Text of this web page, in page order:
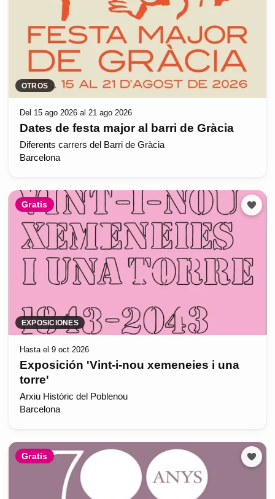
OTROS
Del 15 ago 2026 al 21 ago 2026
Dates de festa major al barri de Gràcia
Diferents carrers del Barri de Gràcia
Barcelona
Gratis
EXPOSICIONES
Hasta el 9 oct 2026
Exposición 'Vint-i-nou xemeneies i una
torre'
Arxiu Històric del Poblenou
Barcelona
Gratis